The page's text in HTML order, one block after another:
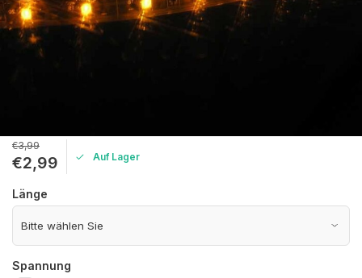
€3,99
€2,99 Auf Lager
Länge
Spannung